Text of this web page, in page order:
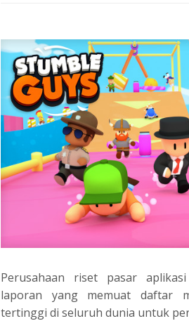
Perusahaan riset pasar
laporan yang memuat daftar
tertinggi di seluruh dunia untuk